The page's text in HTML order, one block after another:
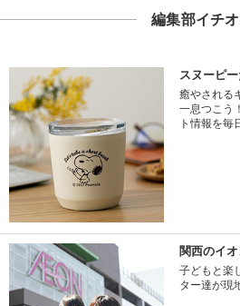
編集部イチ
スヌーピ
癒やされる
一息つこう
ト情報を毎
関西のイ
子どもと楽
ター達が現